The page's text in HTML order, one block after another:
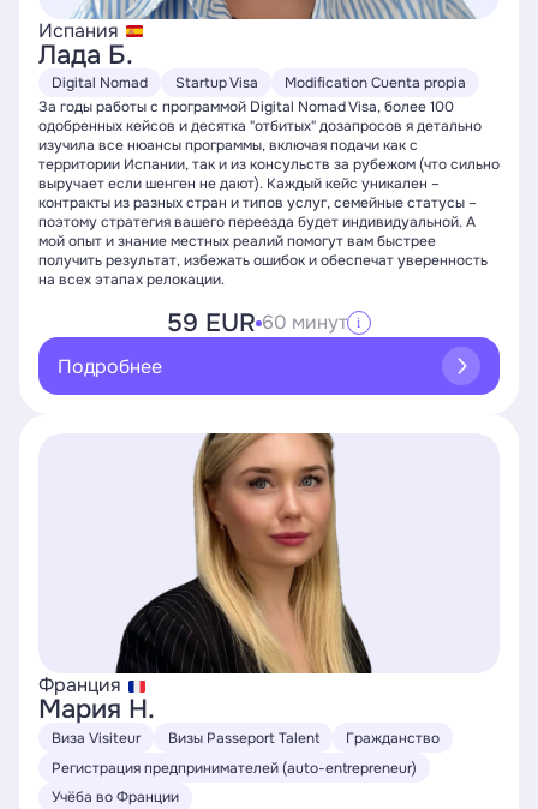
Испания
Лада Б.
Digital Nomad Startup Visa
Modification Cuenta propia
За годы работы с программой Digital Nomad Visa, более 100
одобренных кейсов и десятка "отбитых" дозапросов я детально
изучила все нюансы программы, включая подачи как с
территории Испании, так и из консульств за рубежом (что сильно
выручает если шенген не дают). Каждый кейс уникален –
контракты из разных стран и типов услуг, семейные статусы –
поэтому стратегия вашего переезда будет индивидуальной. А
мой опыт и знание местных реалий помогут вам быстрее
получить результат, избежать ошибок и обеспечат уверенность
на всех этапах релокации.
59 EUR 60 минут i
Подробнее
Франция
Мария Н.
Виза Visiteur Визы Passeport Talent
Гражданство
Регистрация предпринимателей (auto-entrepreneur)
Учёба во Франции